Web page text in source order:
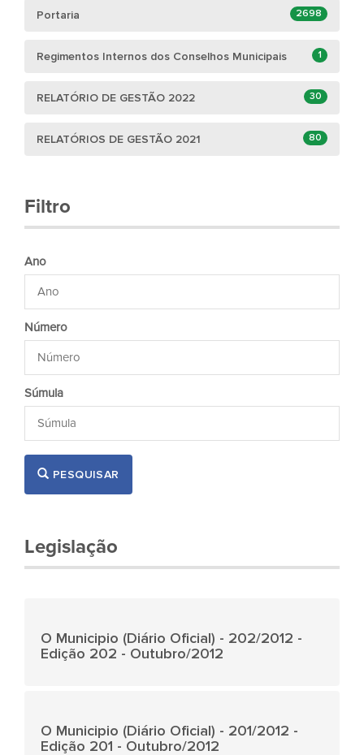
Portaria 2698
Regimentos Internos dos Conselhos Municipais 1
RELATÓRIO DE GESTÃO 2022 30
RELATÓRIOS DE GESTÃO 2021 80
Filtro
Ano
Número
Súmula
PESQUISAR
Legislação
O Municipio (Diário Oficial) - 202/2012 -
Edição 202 - Outubro/2012
O Municipio (Diário Oficial) - 201/2012 -
Edição 201 - Outubro/2012